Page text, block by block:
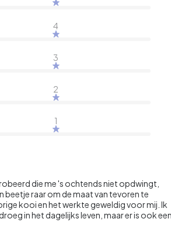
4
3
2
1
die me 's ochtends niet opdwingt,
beetje raar om de maat van tevoren te
kooi en het werkte geweldig voor mij. Ik
in het dagelijks leven, maar er is ook een